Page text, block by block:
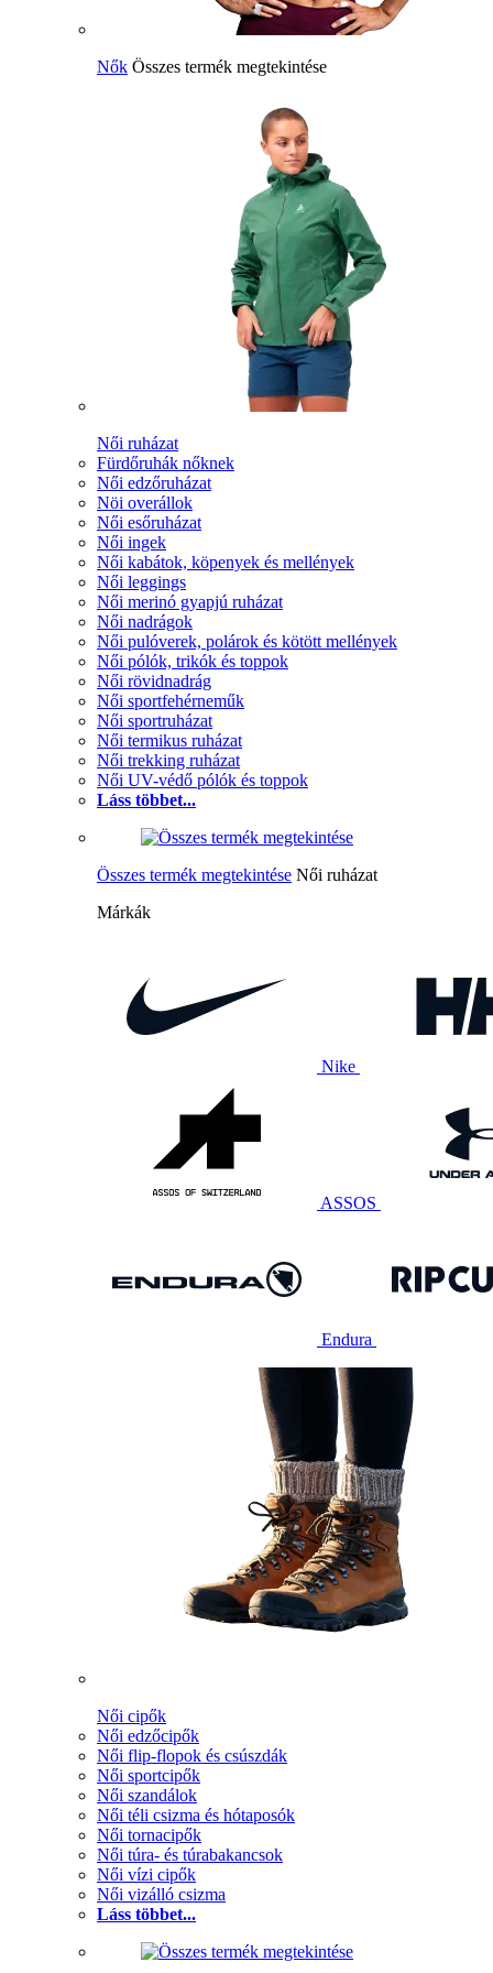
Nők Összes termék megtekintése
Női ruházat
Fürdőruhák nőknek
Női edzőruházat
Nöi overállok
Női esőruházat
Női ingek
Női kabátok, köpenyek és mellények
Női leggings
Női merinó gyapjú ruházat
Női nadrágok
Női pulóverek, polárok és kötött mellények
Női pólók, trikók és toppok
Női rövidnadrág
Női sportfehérneműk
Női sportruházat
Női termikus ruházat
Női trekking ruházat
Női UV-védő pólók és toppok
Láss többet...
Összes termék megtekintése Női ruházat
Márkák
Nike
ASSOS
Endura
Női cipők
Női edzőcipők
Női flip-flopok és csúszdák
Női sportcipők
Női szandálok
Női téli csizma és hótaposók
Női tornacipők
Női túra- és túrabakancsok
Női vízi cipők
Női vizálló csizma
Láss többet...